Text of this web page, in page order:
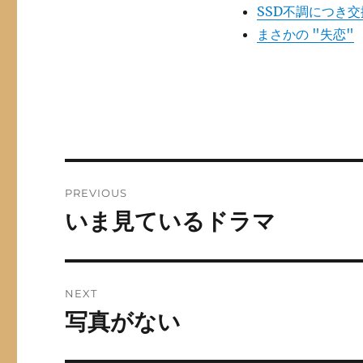
SSD不調につき
まさかの "失恋"
navigation
PREVIOUS
Previous
いま見ているドラマ
NEXT
Next
写真がない